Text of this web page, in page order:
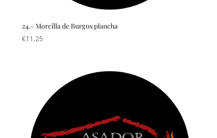
24.- Morcilla de Burgos plancha
€11,25